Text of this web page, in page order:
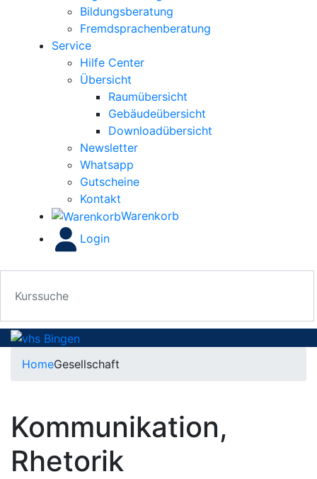
Bildungsberatung
Fremdsprachenberatung
Service
Hilfe Center
Übersicht
Raumübersicht
Gebäudeübersicht
Downloadübersicht
Newsletter
Whatsapp
Gutscheine
Kontakt
Warenkorb
Login
HomeGesellschaft
Kommunikation,
Rhetorik